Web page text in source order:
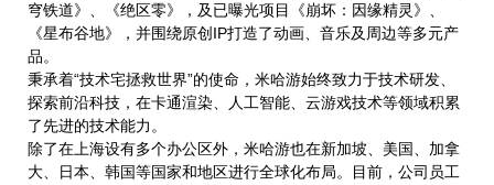
穹铁道》、《绝区零》，及已曝光项目《崩坏：因缘精灵》、
《星布谷地》，并围绕原创IP打造了动画、音乐及周边等多元产
品。
秉承着“技术宅拯救世界”的使命，米哈游始终致力于技术研发、
探索前沿科技，在卡通渲染、人工智能、云游戏技术等领域积累
了先进的技术能力。
除了在上海设有多个办公区外，米哈游也在新加坡、美国、加拿
大、日本、韩国等国家和地区进行全球化布局。目前，公司员工